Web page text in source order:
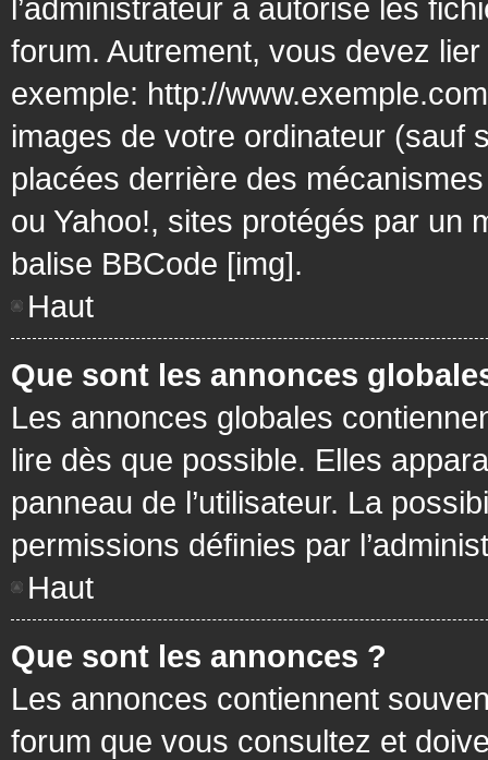
l’administrateur a autorisé les
forum. Autrement, vous devez
exemple: http://
images de votre ordinateur (sauf
placées derrière des
ou Yahoo!, sites protégés par un
balise BBCode [img].
Haut
Que sont les annonces
Les annonces globales
lire dès que possible. Elles
panneau de l’utilisateur. La
permissions définies par
Haut
Que sont les annonces ?
Les annonces contiennent
forum que vous consultez et